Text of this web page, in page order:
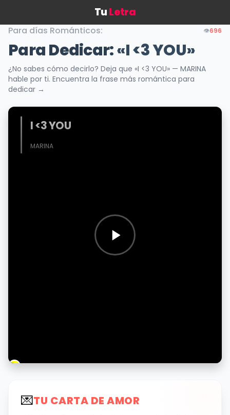
TuLetra
Para días Románticos: 👁️696
Para Dedicar:«I <3 YOU»
¿No sabes cómo decirlo? Deja que «I <3 YOU» — MARINA
hable por ti. Encuentra la frase más romántica para
dedicar →
I <3 YOU
MARINA
💌TU CARTA DE AMOR